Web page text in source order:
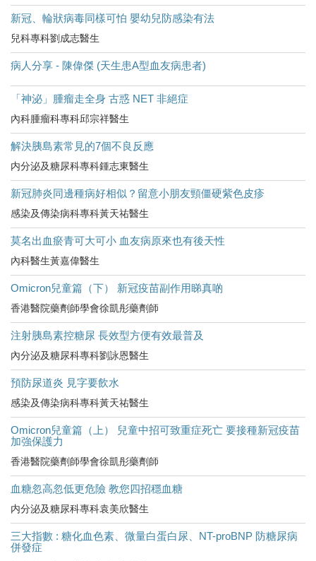
新冠、輪狀病毒同樣可怕 嬰幼兒防感染有法
兒科專科劉成志醫生
病人分享 - 陳偉傑 (天生患A型血友病患者)
「神泌」腫瘤走全身 古惑 NET 非絕症
內科腫瘤科專科邱宗祥醫生
解決胰島素常見的7個不良反應
内分泌及糖尿科專科鍾志東醫生
新冠肺炎同邊種病好相似？留意小朋友頸僵硬紫色皮疹
感染及傳染病科專科黃天祐醫生
莫名出血瘀青可大可小 血友病原來也有後天性
內科醫生黃嘉偉醫生
Omicron兒童篇（下） 新冠疫苗副作用睇真啲
香港醫院藥劑師學會徐凱彤藥劑師
注射胰島素控糖尿 長效型方便有效最普及
內分泌及糖尿科專科劉詠恩醫生
預防尿道炎 見字要飲水
感染及傳染病科專科黃天祐醫生
Omicron兒童篇（上） 兒童中招可致重症死亡 要接種新冠疫苗
加強保護力
香港醫院藥劑師學會徐凱彤藥劑師
血糖忽高忽低更危險 教您四招穩血糖
内分泌及糖尿科專科袁美欣醫生
三大指數 : 糖化血色素、微量白蛋白尿、NT-proBNP 防糖尿病
併發症